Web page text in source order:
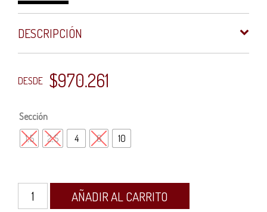
DESCRIPCIÓN
DESDE $970.261
Sección
1,5
2,5 4 6 10
Cable
AÑADIR AL CARRITO